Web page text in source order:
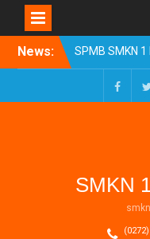
News:
SPMB SMKN
Tahun Ajaran
Resmi Dibuka
Pengumuman
Tahun Ajaran
Realisasi
Reguler
SMKN